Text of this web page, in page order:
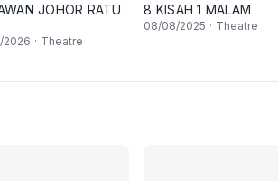
JOHOR RATU
2026 · Theatre
8 KISAH 1 MALAM
08/08/2025 · Theatre